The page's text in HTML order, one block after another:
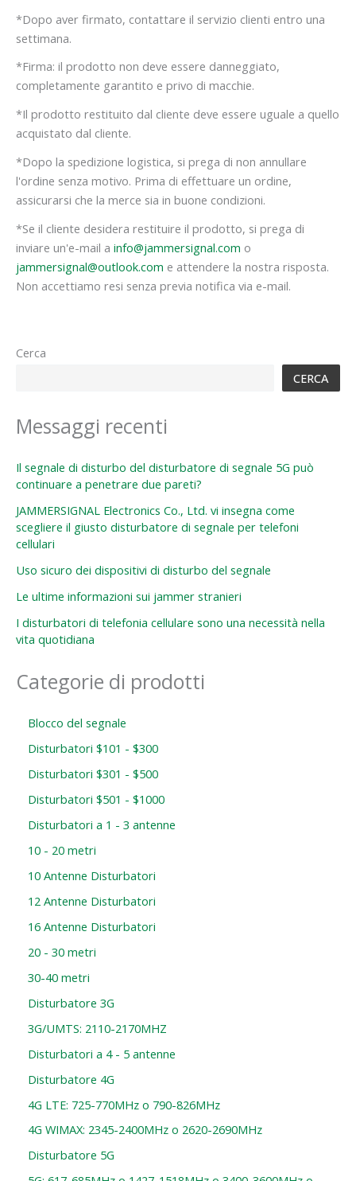
*Dopo aver firmato, contattare il servizio clienti entro una
settimana.
*Firma: il prodotto non deve essere danneggiato,
completamente garantito e privo di macchie.
*Il prodotto restituito dal cliente deve essere uguale a quello
acquistato dal cliente.
*Dopo la spedizione logistica, si prega di non annullare
l'ordine senza motivo. Prima di effettuare un ordine,
assicurarsi che la merce sia in buone condizioni.
*Se il cliente desidera restituire il prodotto, si prega di
inviare un'e-mail a info@jammersignal.com o
jammersignal@outlook.com e attendere la nostra risposta.
Non accettiamo resi senza previa notifica via e-mail.
Cerca
CERCA
Messaggi recenti
Il segnale di disturbo del disturbatore di segnale 5G può
continuare a penetrare due pareti?
JAMMERSIGNAL Electronics Co., Ltd. vi insegna come
scegliere il giusto disturbatore di segnale per telefoni
cellulari
Uso sicuro dei dispositivi di disturbo del segnale
Le ultime informazioni sui jammer stranieri
I disturbatori di telefonia cellulare sono una necessità nella
vita quotidiana
Categorie di prodotti
Blocco del segnale
Disturbatori $101 - $300
Disturbatori $301 - $500
Disturbatori $501 - $1000
Disturbatori a 1 - 3 antenne
10 - 20 metri
10 Antenne Disturbatori
12 Antenne Disturbatori
16 Antenne Disturbatori
20 - 30 metri
30-40 metri
Disturbatore 3G
3G/UMTS: 2110-2170MHZ
Disturbatori a 4 - 5 antenne
Disturbatore 4G
4G LTE: 725-770MHz o 790-826MHz
4G WIMAX: 2345-2400MHz o 2620-2690MHz
Disturbatore 5G